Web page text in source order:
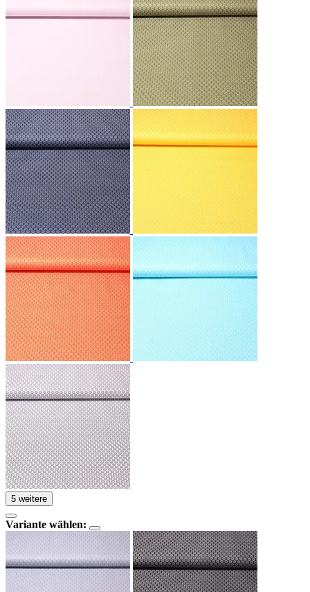
5 weitere
Variante wählen: